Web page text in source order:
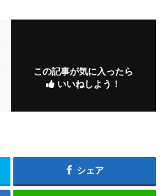
この記事が気に入ったら
いいねしよう！
シェア